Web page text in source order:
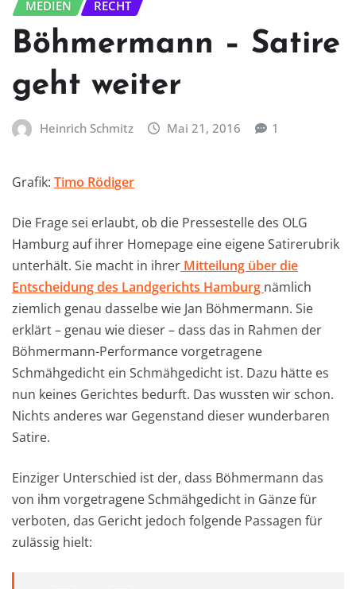
MEDIEN
RECHT
Böhmermann – Satire
geht weiter
Heinrich Schmitz Mai 21, 2016 1
Grafik: Timo Rödiger
Die Frage sei erlaubt, ob die Pressestelle des OLG
Hamburg auf ihrer Homepage eine eigene Satirerubrik
unterhält. Sie macht in ihrer Mitteilung über die
Entscheidung des Landgerichts Hamburg nämlich
ziemlich genau dasselbe wie Jan Böhmermann. Sie
erklärt – genau wie dieser – dass das in Rahmen der
Böhmermann-Performance vorgetragene
Schmähgedicht ein Schmähgedicht ist. Dazu hätte es
nun keines Gerichtes bedurft. Das wussten wir schon.
Nichts anderes war Gegenstand dieser wunderbaren
Satire.
Einziger Unterschied ist der, dass Böhmermann das
von ihm vorgetragene Schmähgedicht in Gänze für
verboten, das Gericht jedoch folgende Passagen für
zulässig hielt: